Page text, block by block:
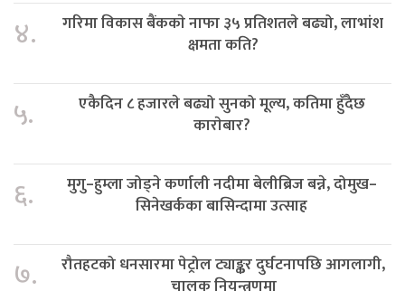
४.
गरिमा विकास बैंककाे नाफा ३५ प्रतिशतले बढ्यो, लाभांश
क्षमता कति?
५.
एकैदिन ८ हजारले बढ्यो सुनको मूल्य, कतिमा हुँदैछ
काराेबार?
६.
मुगु–हुम्ला जोड्ने कर्णाली नदीमा बेलीब्रिज बन्ने, दोमुख–
सिनेखर्कका बासिन्दामा उत्साह
७.
रौतहटको धनसारमा पेट्रोल ट्याङ्कर दुर्घटनापछि आगलागी,
चालक नियन्त्रणमा